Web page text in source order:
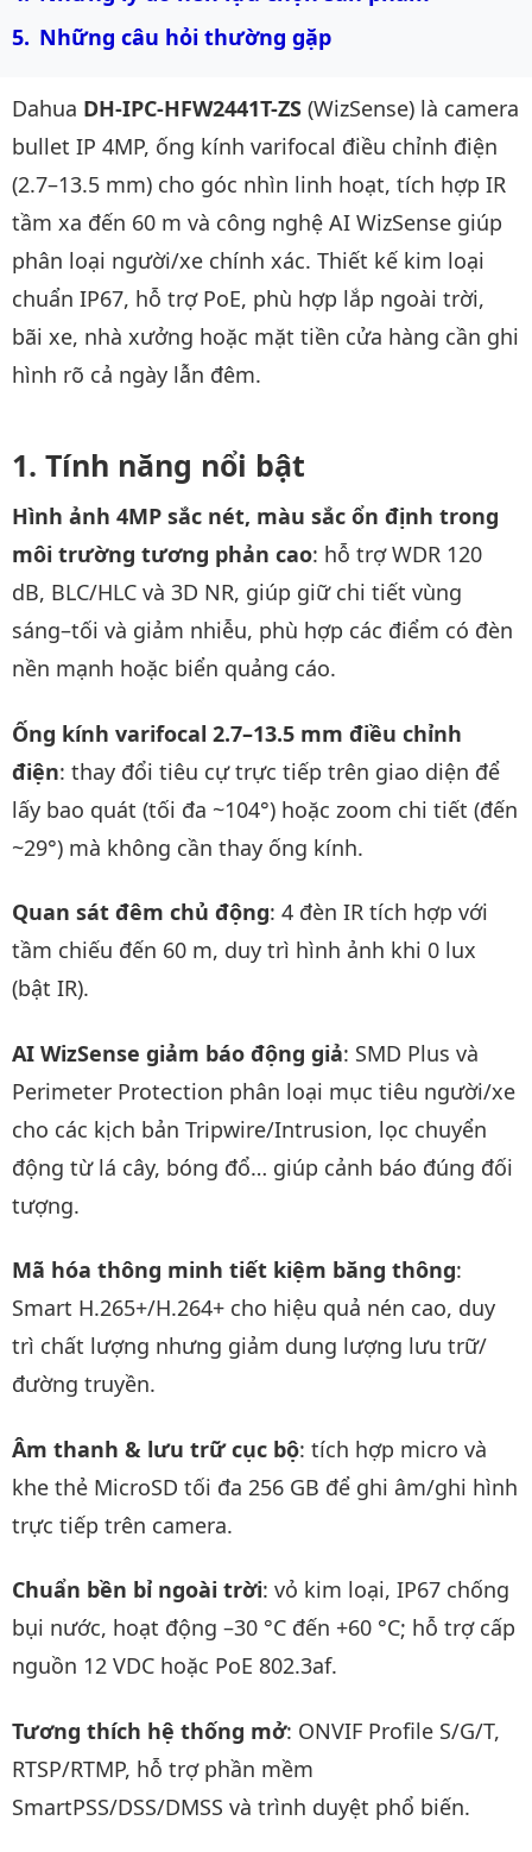
Những câu hỏi thường gặp
Dahua DH-IPC-HFW2441T-ZS (WizSense) là camera
bullet IP 4MP, ống kính varifocal điều chỉnh điện
(2.7–13.5 mm) cho góc nhìn linh hoạt, tích hợp IR
tầm xa đến 60 m và công nghệ AI WizSense giúp
phân loại người/xe chính xác. Thiết kế kim loại
chuẩn IP67, hỗ trợ PoE, phù hợp lắp ngoài trời,
bãi xe, nhà xưởng hoặc mặt tiền cửa hàng cần ghi
hình rõ cả ngày lẫn đêm.
Tính năng nổi bật
Hình ảnh 4MP sắc nét, màu sắc ổn định trong
môi trường tương phản cao: hỗ trợ WDR 120
dB, BLC/HLC và 3D NR, giúp giữ chi tiết vùng
sáng–tối và giảm nhiễu, phù hợp các điểm có đèn
nền mạnh hoặc biển quảng cáo.
Ống kính varifocal 2.7–13.5 mm điều chỉnh
điện: thay đổi tiêu cự trực tiếp trên giao diện để
lấy bao quát (tối đa ~104°) hoặc zoom chi tiết (đến
~29°) mà không cần thay ống kính.
Quan sát đêm chủ động: 4 đèn IR tích hợp với
tầm chiếu đến 60 m, duy trì hình ảnh khi 0 lux
(bật IR).
AI WizSense giảm báo động giả: SMD Plus và
Perimeter Protection phân loại mục tiêu người/xe
cho các kịch bản Tripwire/Intrusion, lọc chuyển
động từ lá cây, bóng đổ… giúp cảnh báo đúng đối
tượng.
Mã hóa thông minh tiết kiệm băng thông:
Smart H.265+/H.264+ cho hiệu quả nén cao, duy
trì chất lượng nhưng giảm dung lượng lưu trữ/
đường truyền.
Âm thanh & lưu trữ cục bộ: tích hợp micro và
khe thẻ MicroSD tối đa 256 GB để ghi âm/ghi hình
trực tiếp trên camera.
Chuẩn bền bỉ ngoài trời: vỏ kim loại, IP67 chống
bụi nước, hoạt động –30 °C đến +60 °C; hỗ trợ cấp
nguồn 12 VDC hoặc PoE 802.3af.
Tương thích hệ thống mở: ONVIF Profile S/G/T,
RTSP/RTMP, hỗ trợ phần mềm
SmartPSS/DSS/DMSS và trình duyệt phổ biến.